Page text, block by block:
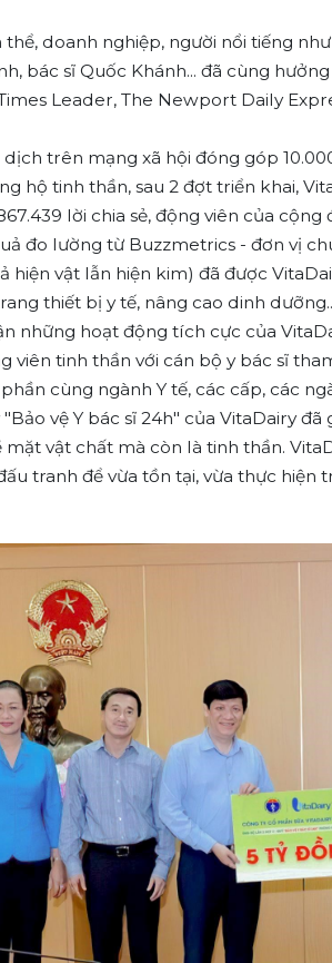
doanh nghiệp, người nổi tiếng
bác sĩ Quốc Khánh... đã cùng
Leader, The Newport Daily
dịch trên mạng xã hội đóng góp
hộ tinh thần, sau 2 đợt triển khai,
lời chia sẻ, động viên của
đo lường từ Buzzmetrics - đơn vị
hiện vật lẫn hiện kim) đã được
thiết bị y tế, nâng cao dinh
những hoạt động tích cực của
viên tinh thần với cán bộ y bác sĩ
cùng ngành Y tế, các cấp, các
vệ Y bác sĩ 24h" của VitaDairy
mặt vật chất mà còn là tinh thần.
tranh để vừa tồn tại, vừa thực hiện